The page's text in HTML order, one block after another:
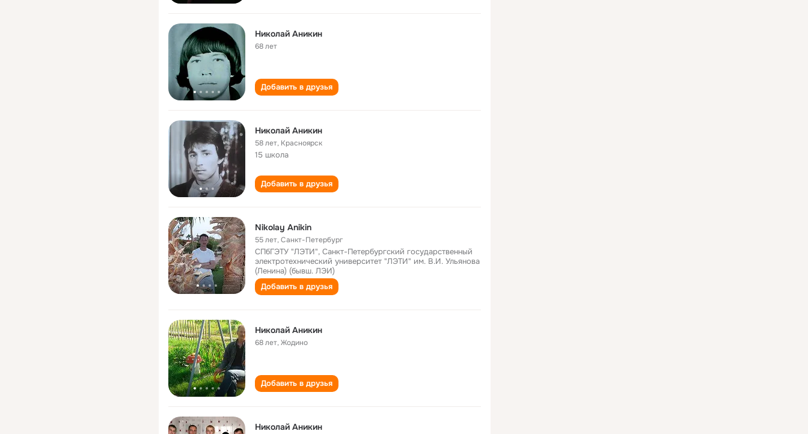
Николай Аникин
68 лет
Добавить в друзья
Николай Аникин
58 лет, Красноярск
15 школа
Добавить в друзья
Nikolay Anikin
55 лет,Санкт-Петербург
СПбГЭТУ "ЛЭТИ", Санкт-Петербургский государственный
электротехнический университет "ЛЭТИ" им. В.И. Ульянова
(Ленина) (бывш. ЛЭИ)
Добавить в друзья
Николай Аникин
68 лет,Жодино
Добавить в друзья
Николай Аникин